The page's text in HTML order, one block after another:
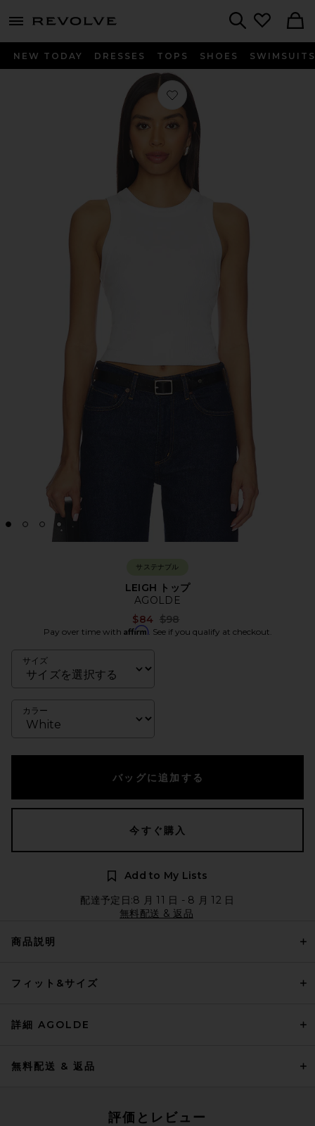
menu - shows more content
NEW TODAY DRESSES TOPS SHOES SWIMSUITS
お気に入り LEIGH トップ
サステナブル
LEIGH トップ
AGOLDE
$84 Previous price:
$98
Pay over time with Affirm. See if you qualify at checkout.
サイズ
カラー
バッグに追加する
今すぐ購入
Add to My Lists
配達予定日:8 月 11 日 - 8 月 12 日
無料配送 & 返品
商品説明
フィット&サイズ
詳細 AGOLDE
無料配送 & 返品
評価とレビュー